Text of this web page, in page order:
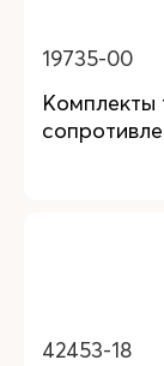
19735-00
Комплекты
42453-18